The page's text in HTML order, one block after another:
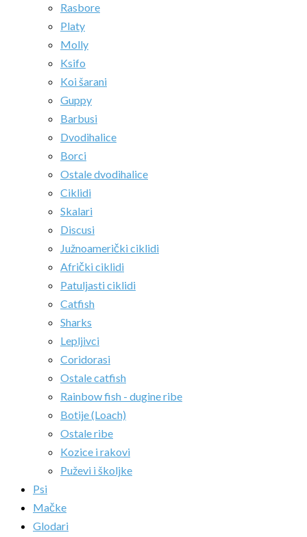
Rasbore
Platy
Molly
Ksifo
Koi šarani
Guppy
Barbusi
Dvodihalice
Borci
Ostale dvodihalice
Ciklidi
Skalari
Discusi
Južnoamerički ciklidi
Afrički ciklidi
Patuljasti ciklidi
Catfish
Sharks
Lepljivci
Coridorasi
Ostale catfish
Rainbow fish - dugine ribe
Botije (Loach)
Ostale ribe
Kozice i rakovi
Puževi i školjke
Psi
Mačke
Glodari